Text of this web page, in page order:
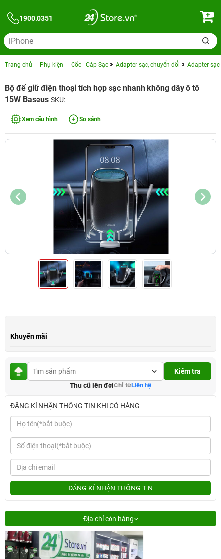
1900.0351
Trang chủ Phụ kiện Cốc - Cáp Sạc Adapter sạc, chuyển đổi Adapter sạc
Bộ đế giữ điện thoại tích hợp sạc nhanh không dây ô tô
15W Baseus SKU:
Xem cấu hình So sánh
Khuyến mãi
Kiểm tra
Thu cũ lên đờiChỉ từLiên hệ
ĐĂNG KÍ NHẬN THÔNG TIN KHI CÓ HÀNG
ĐĂNG KÍ NHẬN THÔNG TIN
Địa chỉ còn hàng